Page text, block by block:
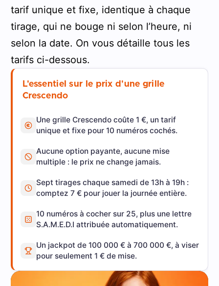
tarif unique et fixe, identique à chaque
tirage, qui ne bouge ni selon l’heure, ni
selon la date. On vous détaille tous les
tarifs ci-dessous.
L'essentiel sur le prix d'une grille
Crescendo
Une grille Crescendo coûte 1 €, un tarif
unique et fixe pour 10 numéros cochés.
Aucune option payante, aucune mise
multiple : le prix ne change jamais.
Sept tirages chaque samedi de 13h à 19h :
comptez 7 € pour jouer la journée entière.
10 numéros à cocher sur 25, plus une lettre
S.A.M.E.D.I attribuée automatiquement.
Un jackpot de 100 000 € à 700 000 €, à viser
pour seulement 1 € de mise.